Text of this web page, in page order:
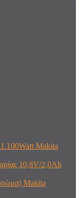
Makita
10,8V/2,0Ah
σώμα) Makita